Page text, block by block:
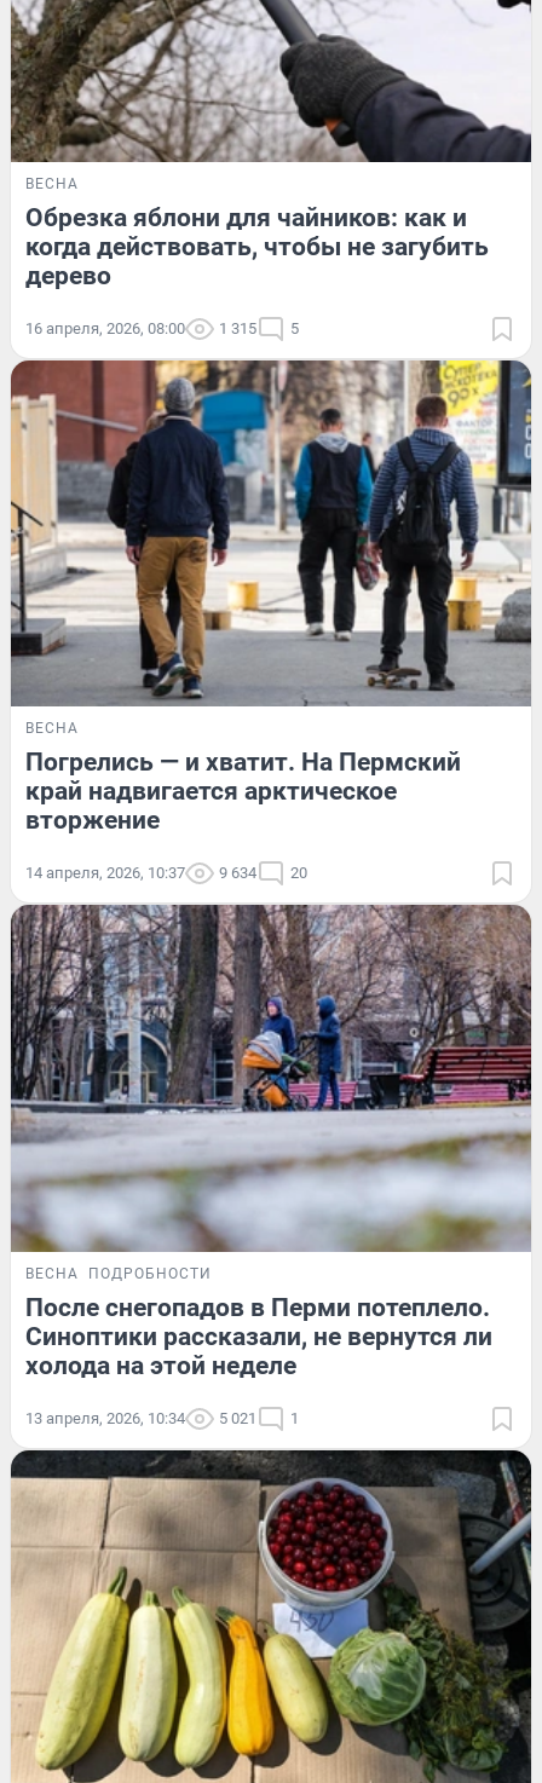
ВЕСНА
Обрезка яблони для чайников: как и
когда действовать, чтобы не загубить
дерево
16 апреля, 2026, 08:00 1 315 5
ВЕСНА
Погрелись — и хватит. На Пермский
край надвигается арктическое
вторжение
14 апреля, 2026, 10:37 9 634 20
ВЕСНА ПОДРОБНОСТИ
После снегопадов в Перми потеплело.
Синоптики рассказали, не вернутся ли
холода на этой неделе
13 апреля, 2026, 10:34 5 021 1